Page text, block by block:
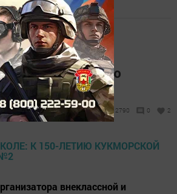
к 150-летию
школы №2
03:15 2790 0 2
внеклассной и